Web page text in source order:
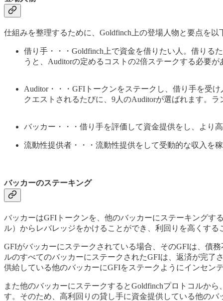
仕組みを整理するために、Goldfinch上の登場人物と要点を以
借り手・・・Goldfinch上で資金を借りたい人。借りる
うと、Auditorの定めるコストの2倍ステークする必要
Auditor・・・GFIトークンをステークし、借り手を受
クエストされるたびに、9人のAuditorが選ばれます。
バッカー・・・借り手を評価して資金提供をし、より
流動性提供者・・・流動性提供をして受動的な収入を
バッカーのステーキング
バッカーはGFIトークンを、他のバッカーにステーキングす
ル）からレバレッジをかけることができ、利回りを高くする
GFIがバッカーにステークされている場合、そのGFIは、債
ルのすべてのバッカーにステークされたGFIは、返済が完
供給している他のバッカーにGFIをステークようにインセン
また他のバッカーにステークするとGoldfinchプロトコルか
す。そのため、高利回りの貸し手に資金提供している他の